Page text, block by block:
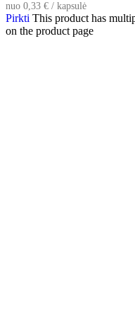
nuo 0,33 € / kapsulė
Pirkti This product has
on the product page